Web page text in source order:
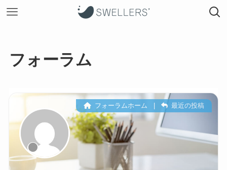
フォーラム
フォーラムホーム | 最近の投稿